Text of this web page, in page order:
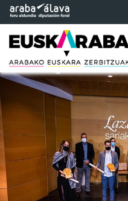
Saltar al contenido principal